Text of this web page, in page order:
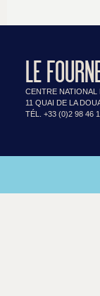
LE
CENTRE NATIONAL
11 QUAI DE LA
TÉL. +33 (0)2 98 46